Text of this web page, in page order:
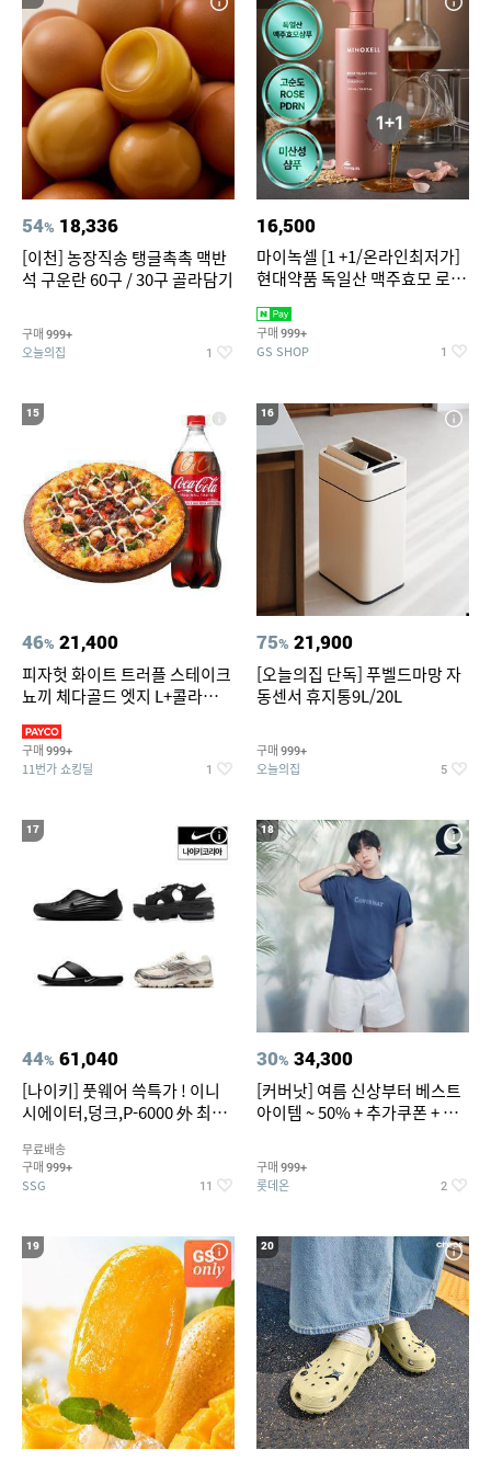
54% 18,336
[이천] 농장직송 탱글촉촉 맥반
석 구운란 60구 / 30구 골라담기
구매 999+
오늘의집 1
16,500
마이녹셀 [1 +1/온라인최저가]
현대약품 독일산 맥주효모 로즈
1000ml (정가 100,000원)
구매 999+
GS SHOP 1
15
46% 21,400
피자헛 화이트 트러플 스테이크
뇨끼 체다골드 엣지 L+콜라
구매 999+
11번가 쇼킹딜 1
16
75% 21,900
[오늘의집 단독] 푸벨드마망 자
동센서 휴지통9L/20L
구매 999+
오늘의집 5
17
44% 61,040
[나이키] 풋웨어 쓱특가 ! 이니
시에이터,덩크,P-6000 外 최대
무료배송
구매 999+
SSG 11
18
30% 34,300
[커버낫] 여름 신상부터 베스트
아이템 ~ 50% + 추가쿠폰 + 카
구매 999+
롯데온 2
19 20